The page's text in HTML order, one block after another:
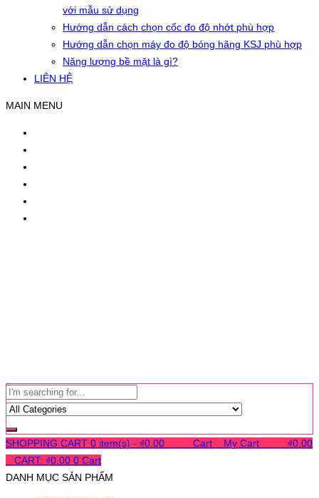
với mẫu sử dụng
Hướng dẫn cách chọn cốc đo độ nhớt phù hợp
Hướng dẫn chọn máy đo độ bóng hãng KSJ phù hợp
Năng lượng bề mặt là gì?
LIÊN HỆ
MAIN MENU
SHOPPING CART 0 item(s) - ₫0.00 Cart My Cart ₫0.00
CART: ₫0.00 0 Cart
DANH MỤC SẢN PHẨM